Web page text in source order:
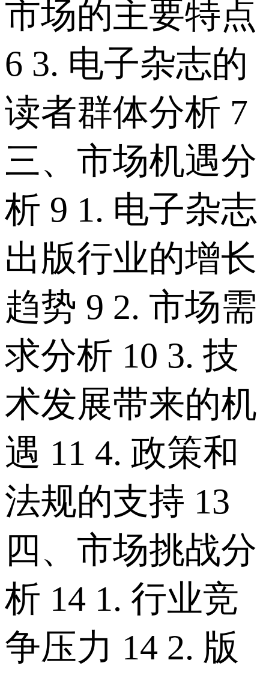
市场的主要特点
6 3. 电子杂志的
读者群体分析 7
三、市场机遇分
析 9 1. 电子杂志
出版行业的增长
趋势 9 2. 市场需
求分析 10 3. 技
术发展带来的机
遇 11 4. 政策和
法规的支持 13
四、市场挑战分
析 14 1. 行业竞
争压力 14 2. 版